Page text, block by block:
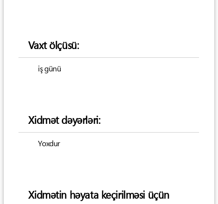
Vaxt ölçüsü:
iş günü
Xidmət dəyərləri:
Yoxdur
Xidmətin həyata keçirilməsi üçün